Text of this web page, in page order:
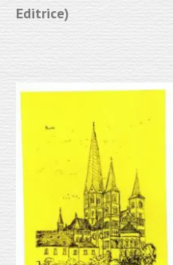
Editrice)